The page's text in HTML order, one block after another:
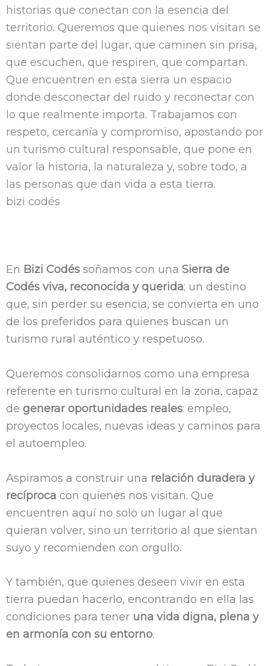
historias que conectan con la esencia del
territorio. Queremos que quienes nos visitan se
sientan parte del lugar, que caminen sin prisa,
que escuchen, que respiren, que compartan.
Que encuentren en esta sierra un espacio
donde desconectar del ruido y reconectar con
lo que realmente importa. Trabajamos con
respeto, cercanía y compromiso, apostando por
un turismo cultural responsable, que pone en
valor la historia, la naturaleza y, sobre todo, a
las personas que dan vida a esta tierra.
bizi codés
En Bizi Codés soñamos con una Sierra de
Codés viva, reconocida y querida; un destino
que, sin perder su esencia, se convierta en uno
de los preferidos para quienes buscan un
turismo rural auténtico y respetuoso.
Queremos consolidarnos como una empresa
referente en turismo cultural en la zona, capaz
de generar oportunidades reales: empleo,
proyectos locales, nuevas ideas y caminos para
el autoempleo.
Aspiramos a construir una relación duradera y
recíproca con quienes nos visitan. Que
encuentren aquí no solo un lugar al que
quieran volver, sino un territorio al que sientan
suyo y recomienden con orgullo.
Y también, que quienes deseen vivir en esta
tierra puedan hacerlo, encontrando en ella las
condiciones para tener una vida digna, plena y
en armonía con su entorno.